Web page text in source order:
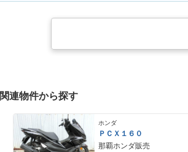
関連物件から探す
ホンダ
ＰＣＸ１６０
那覇ホンダ販売